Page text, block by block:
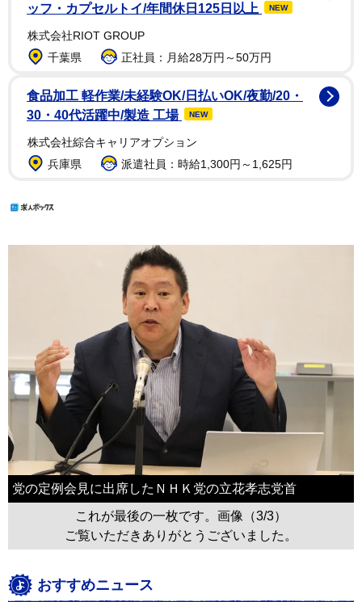
ッフ・カプセルトイ/年間休日125日以上
NEW
株式会社RIOT GROUP
千葉県
正社員：月給28万円～50万円
食品加工 軽作業/未経験OK/日払いOK/夜勤/20・
30・40代活躍中/製造 工場
NEW
株式会社綜合キャリアオプション
兵庫県
派遣社員：時給1,300円～1,625円
党の定例会見に出席したＮＨＫ党の立花孝志党首
これが最後の一枚です。画像（3/3）
ご覧いただきありがとうございました。
おすすめニュース